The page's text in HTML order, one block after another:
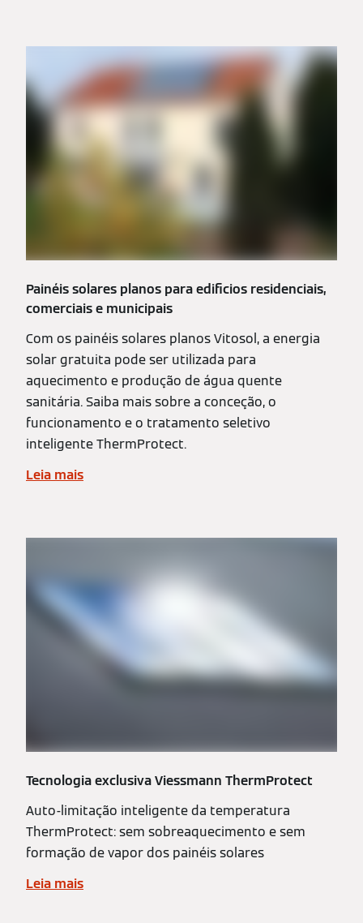
Painéis solares planos para edificios residenciais,
comerciais e municipais
Com os painéis solares planos Vitosol, a energia
solar gratuita pode ser utilizada para
aquecimento e produção de água quente
sanitária. Saiba mais sobre a conceção, o
funcionamento e o tratamento seletivo
inteligente ThermProtect.
Leia mais
Tecnologia exclusiva Viessmann ThermProtect
Auto-limitação inteligente da temperatura
ThermProtect: sem sobreaquecimento e sem
formação de vapor dos painéis solares
Leia mais